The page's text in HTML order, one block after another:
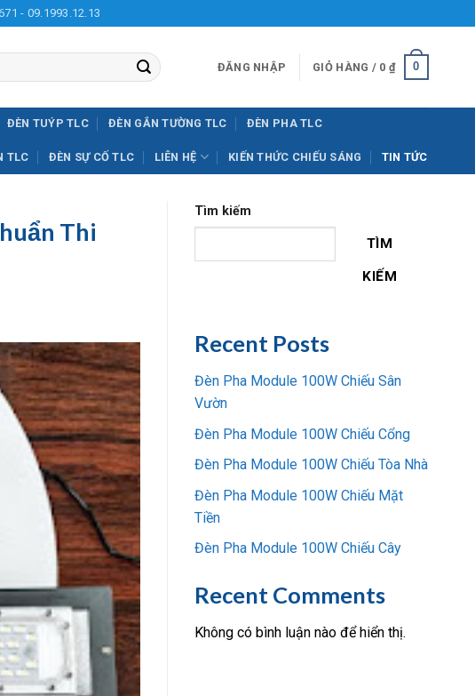
- 09.1993.12.13
ĐĂNG NHẬP GIỎ HÀNG / 0 ₫ 0
ĐÈN TUÝP TLC ĐÈN GẮN TƯỜNG TLC ĐÈN PHA TLC
TLC ĐÈN SỰ CỐ TLC LIÊN HỆ KIẾN THỨC CHIẾU SÁNG TIN TỨC
Thi
Tìm kiếm
TÌM
KIẾM
Recent Posts
Đèn Pha Module 100W Chiếu Sân
Vườn
Đèn Pha Module 100W Chiếu Cổng
Đèn Pha Module 100W Chiếu Tòa Nhà
Đèn Pha Module 100W Chiếu Mặt
Tiền
Đèn Pha Module 100W Chiếu Cây
Recent Comments
Không có bình luận nào để hiển thị.